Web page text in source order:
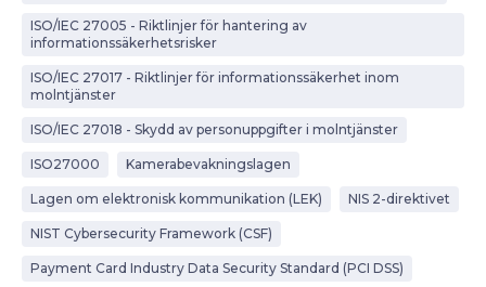
ISO/IEC 27005 - Riktlinjer för hantering av
informationssäkerhetsrisker
ISO/IEC 27017 - Riktlinjer för informationssäkerhet inom
molntjänster
ISO/IEC 27018 - Skydd av personuppgifter i molntjänster
ISO27000 Kamerabevakningslagen
Lagen om elektronisk kommunikation (LEK) NIS 2-direktivet
NIST Cybersecurity Framework (CSF)
Payment Card Industry Data Security Standard (PCI DSS)